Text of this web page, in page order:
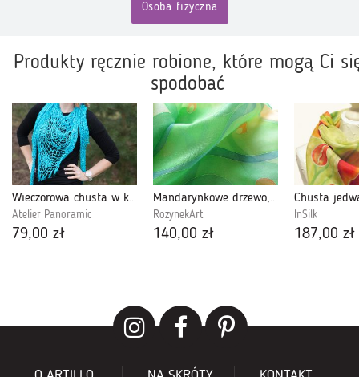
Osoba fizyczna
Produkty ręcznie robione, które mogą Ci
spodobać
Wieczorowa chusta w kwiaty
Atelier Panoramic
79,00 zł
Mandarynkowe drzewo, jedwabna chusta malowana
RozynekArt
140,00 zł
InSilk
187,00 zł